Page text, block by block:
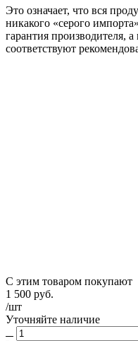
Это означает, что вся
никакого «серого
гарантия производителя,
соответствуют
С этим товаром покупают
1 500 руб.
/шт
Уточняйте наличие